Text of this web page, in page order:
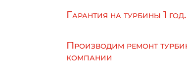
Гарантия на турбины 1 год.
Производим ремонт
компании